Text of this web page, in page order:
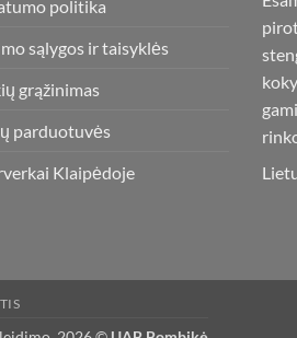
politika
sąlygos ir taisyklės
grąžinimas
parduotuvės
Klaipėdoje